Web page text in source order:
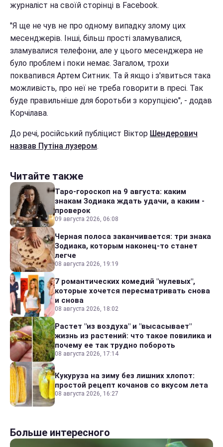
журналіст на своїй сторінці в Facebook.
"Я ще не чув не про одному випадку злому цих
месенджерів. Інші, більш прості зламувалися,
зламувалися телефони, але у цього месенджера не
було проблем і поки немає. Загалом, трохи
поквапився Артем Ситник. Та й якщо і з'явиться така
можливість, про неї не треба говорити в пресі. Так
буде правильніше для боротьби з корупцією", - додав
Корчілава.
До речі, російський публіцист Віктор Шендерович
назвав Путіна лузером.
Читайте также
Таро-гороскоп на 9 августа: каким
знакам Зодиака ждать удачи, а каким -
проверок
09 августа 2026, 06:08
Черная полоса заканчивается: три знака
Зодиака, которым наконец-то станет
легче
08 августа 2026, 19:19
7 романтических комедий "нулевых",
которые хочется пересматривать снова
и снова
08 августа 2026, 18:02
Растет "из воздуха" и "высасывает"
жизнь из растений: что такое повилика и
почему ее так трудно побороть
08 августа 2026, 17:14
Кукуруза на зиму без лишних хлопот:
простой рецепт кочанов со вкусом лета
08 августа 2026, 16:27
Больше интересного